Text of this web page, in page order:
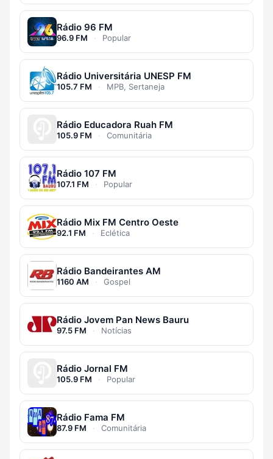
Rádio 96 FM
96.9 FM · Popular
Rádio Universitária UNESP FM
105.7 FM · MPB, Sertaneja
Rádio Educadora Ruah FM
105.9 FM · Comunitária
Rádio 107 FM
107.1 FM · Popular
Rádio Mix FM Centro Oeste
92.1 FM · Eclética
Rádio Bandeirantes AM
1160 AM · Gospel
Rádio Jovem Pan News Bauru
97.5 FM · Notícias
Rádio Jornal FM
105.9 FM · Popular
Rádio Fama FM
87.9 FM · Comunitária